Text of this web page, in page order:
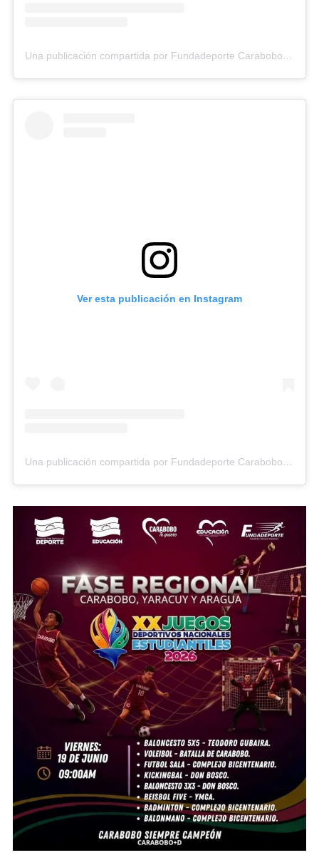
Una publicación compartida por Fundadeporte Carabobo (@fundadeporte)
Ver esta publicación en Instagram
Una publicación compartida por Fundadeporte Carabobo (@fundadeporte)